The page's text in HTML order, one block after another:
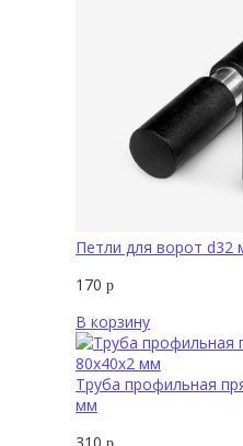
Петли для ворот d32
170 р
В корзину
Труба профильная
мм
310 р